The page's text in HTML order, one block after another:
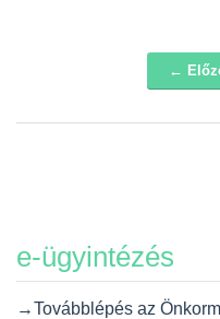
←
e-ügyintézés
→Továbblépés az